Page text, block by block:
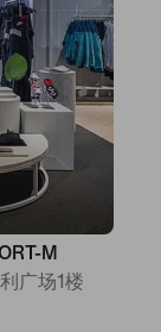
M
广场1楼